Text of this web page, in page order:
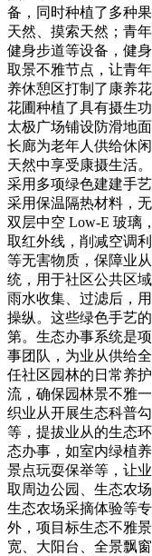
备，同时种植了多种
天然、摸索天然；青
健身步道等设备，健
取景不雅节点，让青
养休憩区打制了康养
花圃种植了具有摄生
太极广场铺设防滑地
长廊为老年人供给休
天然中享受康摄生活
采用多项绿色建建手
采用保温隔热材料，
双层中空 Low-E 玻璃
取红外线，削减空调
等无害物质，保障业
统，用于社区公共区
雨水收集、过滤后，
操纵。这些绿色手艺
第。生态办事系统是
事团队，为业从供给
任社区园林的日常养
流，确保园林景不雅
织业从开展生态科普
等，提拔业从的生态
态办事，如室内绿植
景点玩耍保举等，让
取周边公园、生态农
生态农场采摘体验等
外，项目标生态不雅
宽、大阳台、全景飘